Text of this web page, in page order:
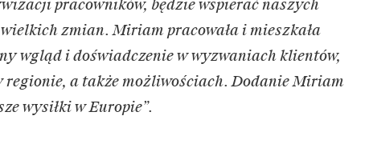
pracowników, będzie wspierać naszych
zmian. Miriam pracowała i mieszkała
wgląd i doświadczenie w wyzwaniach klientów,
a także możliwościach. Dodanie Miriam
wysiłki w Europie”.